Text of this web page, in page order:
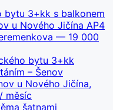
bytu 3+kk s balkonem
u Nového Jičína AP4
— 19 000
bytu 3+kk
– Šenov
u Nového Jičína,
měsíc
šatnami